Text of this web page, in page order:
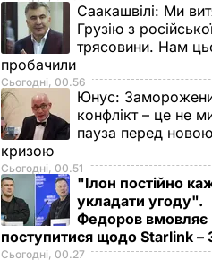
Саакашвілі: Ми
Грузію з
трясовини. Нам
пробачили
Сьогодні, 00.56
Юнус:
конфлікт – це не
пауза перед новою
кризою
Сьогодні, 00.51
"Ілон постійно
укладати угоду".
Федоров вмовляє
поступитися щодо Starlink –
Сьогодні, 00.27